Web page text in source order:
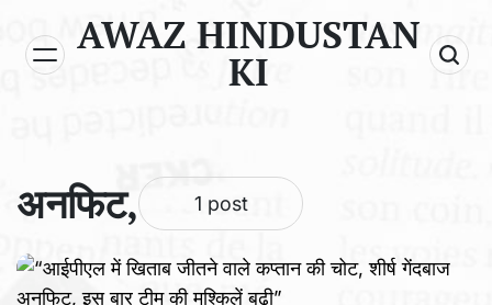
content
AWAZ HINDUSTAN
KI
अनफिट, 1 post